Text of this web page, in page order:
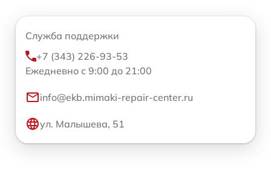
Служба поддержки
+7 (343) 226-93-53
Ежедневно с 9:00 до 21:00
info@ekb.mimaki-repair-center.ru
ул. Малышева, 51